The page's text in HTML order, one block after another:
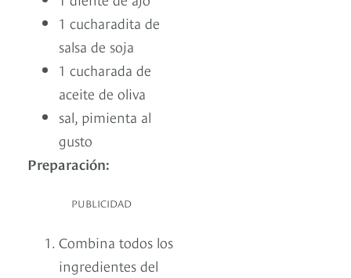
1 cucharadita de
salsa de soja
1 cucharada de
aceite de oliva
sal, pimienta al
gusto
Preparación:
PUBLICIDAD
Combina todos los
ingredientes del